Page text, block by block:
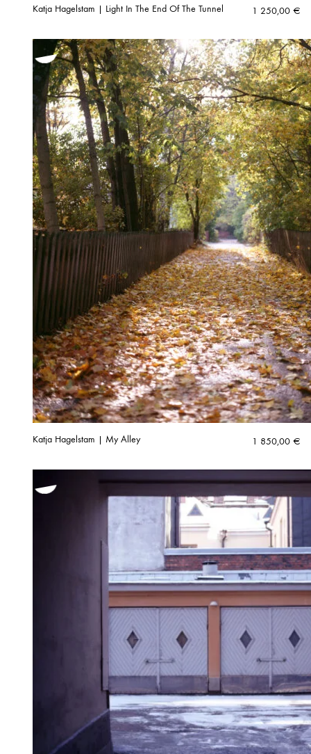
Katja Hagelstam | Light In The End Of The Tunnel 1 250,00 €
Katja Hagelstam | My Alley 1 850,00 €